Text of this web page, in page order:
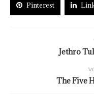
Pinterest
Jethro
The Five